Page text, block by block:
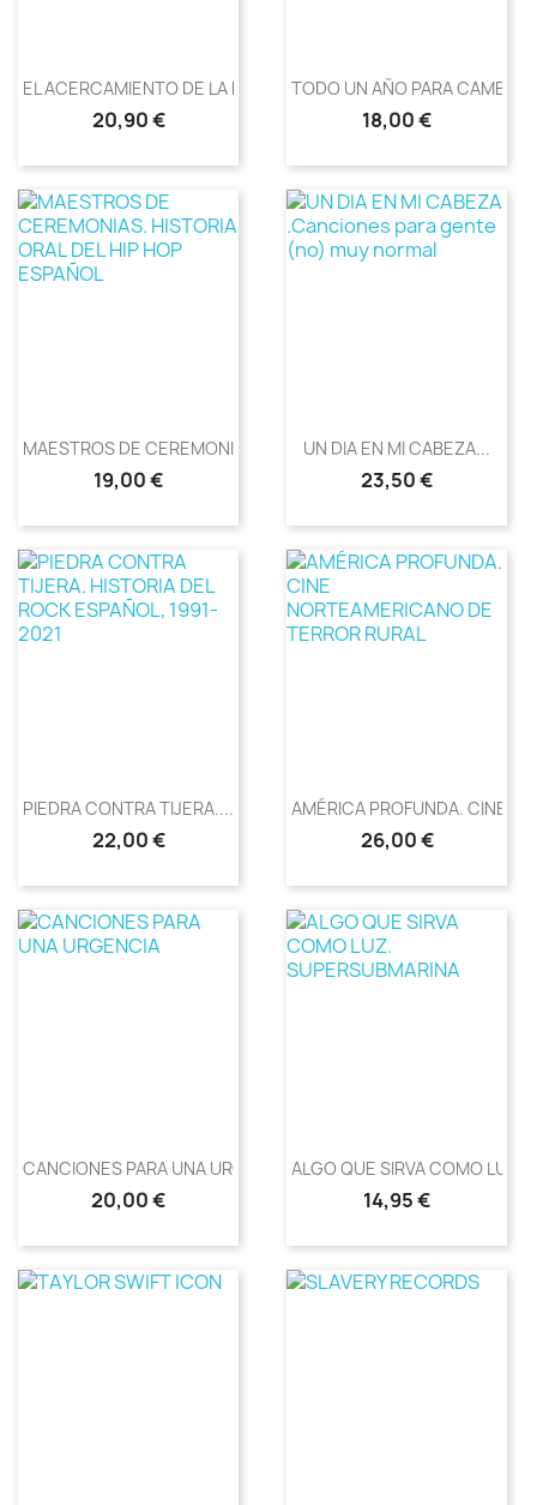
EL ACERCAMIENTO DE LA MUJER...
Precio
20,90 €
TODO UN AÑO PARA CAMBIAR
Precio
18,00 €
MAESTROS DE CEREMONIAS....
Precio
19,00 €
UN DIA EN MI CABEZA...
Precio
23,50 €
PIEDRA CONTRA TIJERA....
Precio
22,00 €
AMÉRICA PROFUNDA. CINE...
Precio
26,00 €
CANCIONES PARA UNA URGENCIA
Precio
20,00 €
ALGO QUE SIRVA COMO LUZ....
Precio
14,95 €